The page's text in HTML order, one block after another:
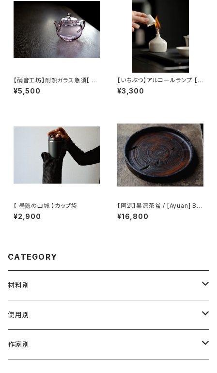
【硝音工坊】耐熱ガラス急須【 Sh
ione Studio】Borosilicate g
lass teapot
¥5,500
【いちぶつ】アルコールランプ 【 i
chibutu 】Alcohol Lamp
¥3,300
【 墨隐の山城 】カップ袋
¥2,900
【阿源】黒漆茶盆 / [Ayuan] Bla
ck Lacquer Tea Tray
¥16,800
CATEGORY
材料別
陶磁器
ガラス
使用別
茶壺 急须 土瓶
作家別